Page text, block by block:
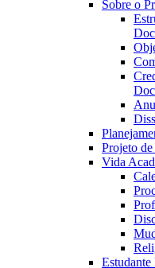
Sobre o
Projeto
Vida
Estudante